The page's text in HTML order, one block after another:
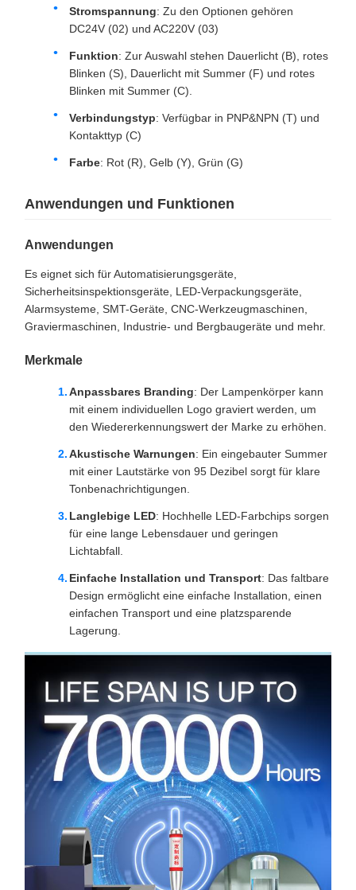
Stromspannung: Zu den Optionen gehören
DC24V (02) und AC220V (03)
Funktion: Zur Auswahl stehen Dauerlicht (B), rotes
Blinken (S), Dauerlicht mit Summer (F) und rotes
Blinken mit Summer (C).
Verbindungstyp: Verfügbar in PNP&NPN (T) und
Kontakttyp (C)
Farbe: Rot (R), Gelb (Y), Grün (G)
Anwendungen und Funktionen
Anwendungen
Es eignet sich für Automatisierungsgeräte,
Sicherheitsinspektionsgeräte, LED-Verpackungsgeräte,
Alarmsysteme, SMT-Geräte, CNC-Werkzeugmaschinen,
Graviermaschinen, Industrie- und Bergbaugeräte und mehr.
Merkmale
Anpassbares Branding: Der Lampenkörper kann
mit einem individuellen Logo graviert werden, um
den Wiedererkennungswert der Marke zu erhöhen.
Akustische Warnungen: Ein eingebauter Summer
mit einer Lautstärke von 95 Dezibel sorgt für klare
Tonbenachrichtigungen.
Langlebige LED: Hochhelle LED-Farbchips sorgen
für eine lange Lebensdauer und geringen
Lichtabfall.
Einfache Installation und Transport: Das faltbare
Design ermöglicht eine einfache Installation, einen
einfachen Transport und eine platzsparende
Lagerung.